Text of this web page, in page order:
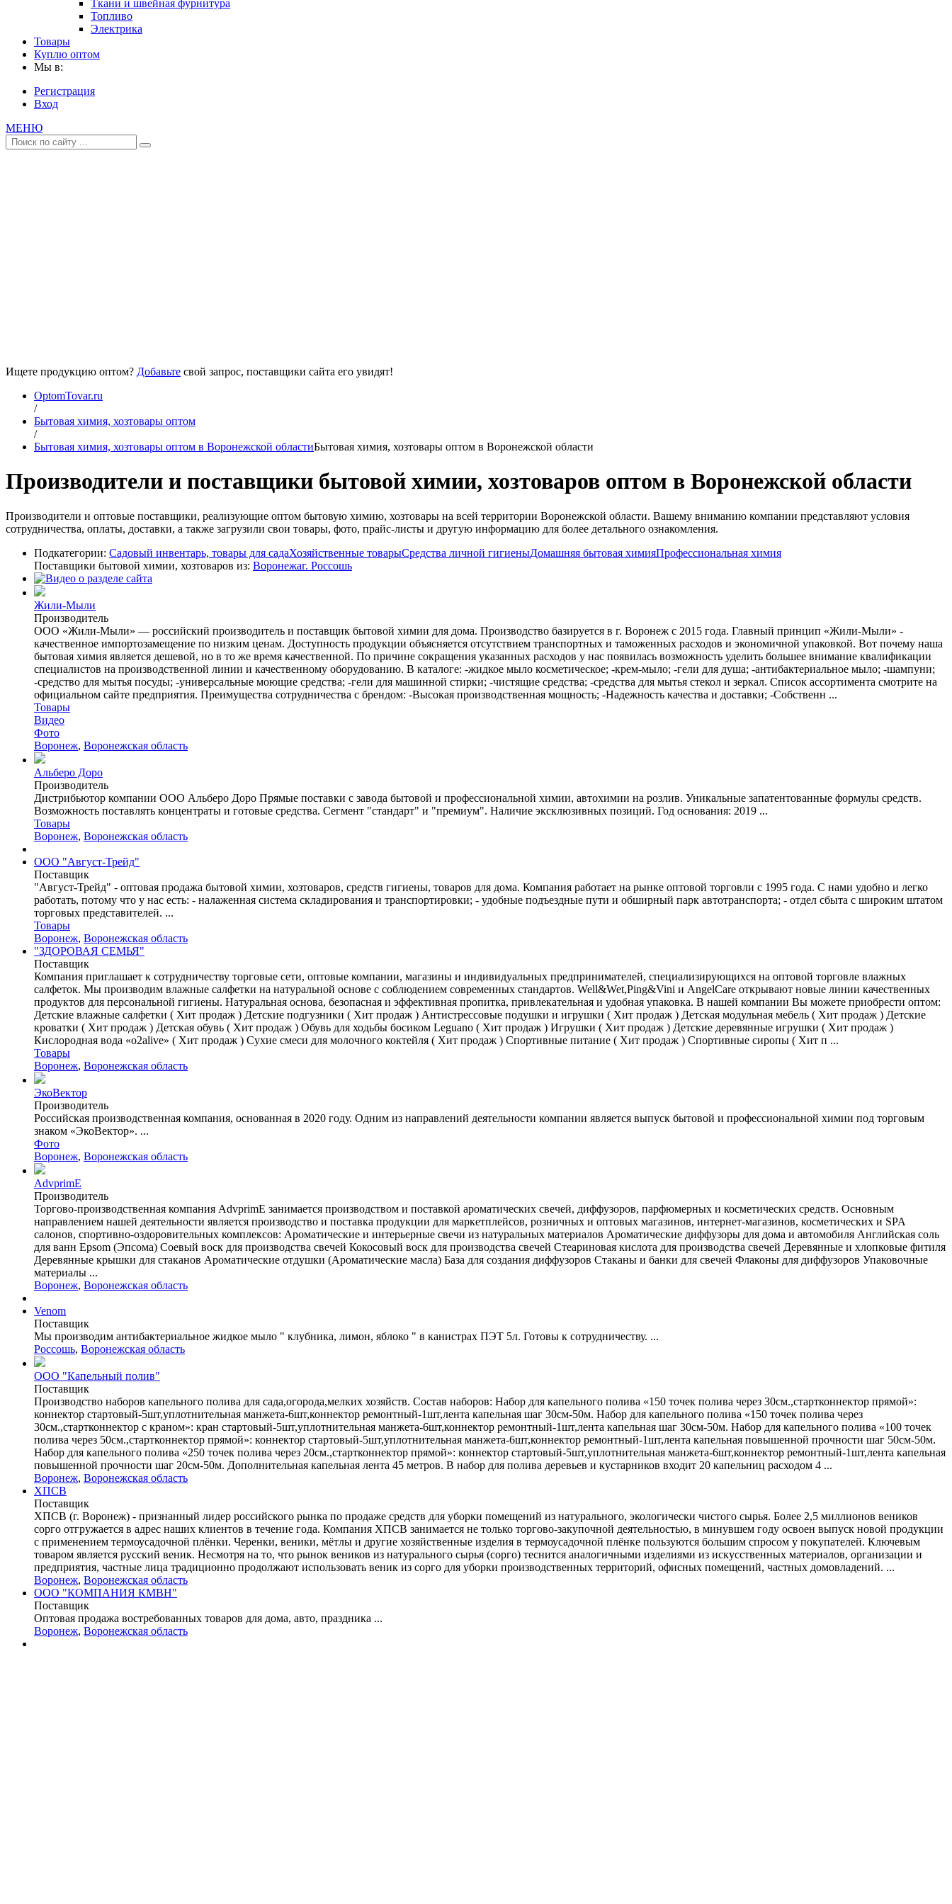
Ткани и швейная фурнитура
Топливо
Электрика
Товары
Куплю оптом
Мы в:
Регистрация
Вход
МЕНЮ
Ищете продукцию оптом? Добавьте свой запрос, поставщики сайта его увидят!
OptomTovar.ru
/
Бытовая химия, хозтовары оптом
/
Бытовая химия, хозтовары оптом в Воронежской областиБытовая химия, хозтовары оптом в Воронежской области
Производители и поставщики бытовой химии, хозтоваров оптом в Воронежской области
Производители и оптовые поставщики, реализующие оптом бытовую химию, хозтовары на всей территории Воронежской области. Вашему вниманию компании представляют условия
сотрудничества, оплаты, доставки, а также загрузили свои товары, фото, прайс-листы и другую информацию для более детального ознакомления.
Подкатегории: Садовый инвентарь, товары для садаХозяйственные товарыСредства личной гигиеныДомашняя бытовая химияПрофессиональная химия
Поставщики бытовой химии, хозтоваров из: Воронежаг. Россошь
Жили-Мыли
Производитель
ООО «Жили-Мыли» — российский производитель и поставщик бытовой химии для дома. Производство базируется в г. Воронеж с 2015 года. Главный принцип «Жили-Мыли» -
качественное импортозамещение по низким ценам. Доступность продукции объясняется отсутствием транспортных и таможенных расходов и экономичной упаковкой. Вот почему наша
бытовая химия является дешевой, но в то же время качественной. По причине сокращения указанных расходов у нас появилась возможность уделить большее внимание квалификации
специалистов на производственной линии и качественному оборудованию. В каталоге: -жидкое мыло косметическое; -крем-мыло; -гели для душа; -антибактериальное мыло; -шампуни;
-средство для мытья посуды; -универсальные моющие средства; -гели для машинной стирки; -чистящие средства; -средства для мытья стекол и зеркал. Список ассортимента смотрите на
официальном сайте предприятия. Преимущества сотрудничества с брендом: -Высокая производственная мощность; -Надежность качества и доставки; -Собственн ...
Товары
Видео
Фото
Воронеж, Воронежская область
Альберо Доро
Производитель
Дистрибьютор компании ООО Альберо Доро Прямые поставки с завода бытовой и профессиональной химии, автохимии на розлив. Уникальные запатентованные формулы средств.
Возможность поставлять концентраты и готовые средства. Сегмент "стандарт" и "премиум". Наличие эксклюзивных позиций. Год основания: 2019 ...
Товары
Воронеж, Воронежская область
ООО "Август-Трейд"
Поставщик
"Август-Трейд" - оптовая продажа бытовой химии, хозтоваров, средств гигиены, товаров для дома. Компания работает на рынке оптовой торговли с 1995 года. С нами удобно и легко
работать, потому что у нас есть: - налаженная система складирования и транспортировки; - удобные подъездные пути и обширный парк автотранспорта; - отдел сбыта с широким штатом
торговых представителей. ...
Товары
Воронеж, Воронежская область
"ЗДОРОВАЯ СЕМЬЯ"
Поставщик
Компания приглашает к сотрудничеству торговые сети, оптовые компании, магазины и индивидуальных предпринимателей, специализирующихся на оптовой торговле влажных
салфеток. Мы производим влажные салфетки на натуральной основе с соблюдением современных стандартов. Well&Wet,Ping&Vini и AngelCare открывают новые линии качественных
продуктов для персональной гигиены. Натуральная основа, безопасная и эффективная пропитка, привлекательная и удобная упаковка. В нашей компании Вы можете приобрести оптом:
Детские влажные салфетки ( Хит продаж ) Детские подгузники ( Хит продаж ) Антистрессовые подушки и игрушки ( Хит продаж ) Детская модульная мебель ( Хит продаж ) Детские
кроватки ( Хит продаж ) Детская обувь ( Хит продаж ) Обувь для ходьбы босиком Leguano ( Хит продаж ) Игрушки ( Хит продаж ) Детские деревянные игрушки ( Хит продаж )
Кислородная вода «o2alive» ( Хит продаж ) Сухие смеси для молочного коктейля ( Хит продаж ) Спортивные питание ( Хит продаж ) Спортивные сиропы ( Хит п ...
Товары
Воронеж, Воронежская область
ЭкоВектор
Производитель
Российская производственная компания, основанная в 2020 году. Одним из направлений деятельности компании является выпуск бытовой и профессиональной химии под торговым
знаком «ЭкоВектор». ...
Фото
Воронеж, Воронежская область
AdvprimE
Производитель
Торгово-производственная компания AdvprimE занимается производством и поставкой ароматических свечей, диффузоров, парфюмерных и косметических средств. Основным
направлением нашей деятельности является производство и поставка продукции для маркетплейсов, розничных и оптовых магазинов, интернет-магазинов, косметических и SPA
салонов, спортивно-оздоровительных комплексов: Ароматические и интерьерные свечи из натуральных материалов Ароматические диффузоры для дома и автомобиля Английская соль
для ванн Epsom (Эпсома) Соевый воск для производства свечей Кокосовый воск для производства свечей Стеариновая кислота для производства свечей Деревянные и хлопковые фитиля
Деревянные крышки для стаканов Ароматические отдушки (Ароматические масла) База для создания диффузоров Стаканы и банки для свечей Флаконы для диффузоров Упаковочные
материалы ...
Воронеж, Воронежская область
Venom
Поставщик
Мы производим антибактериальное жидкое мыло " клубника, лимон, яблоко " в канистрах ПЭТ 5л. Готовы к сотрудничеству. ...
Россошь, Воронежская область
ООО "Капельный полив"
Поставщик
Производство наборов капельного полива для сада,огорода,мелких хозяйств. Состав наборов: Набор для капельного полива «150 точек полива через 30см.,стартконнектор прямой»:
коннектор стартовый-5шт,уплотнительная манжета-6шт,коннектор ремонтный-1шт,лента капельная шаг 30см-50м. Набор для капельного полива «150 точек полива через
30см.,стартконнектор с краном»: кран стартовый-5шт,уплотнительная манжета-6шт,коннектор ремонтный-1шт,лента капельная шаг 30см-50м. Набор для капельного полива «100 точек
полива через 50см.,стартконнектор прямой»: коннектор стартовый-5шт,уплотнительная манжета-6шт,коннектор ремонтный-1шт,лента капельная повышенной прочности шаг 50см-50м.
Набор для капельного полива «250 точек полива через 20см.,стартконнектор прямой»: коннектор стартовый-5шт,уплотнительная манжета-6шт,коннектор ремонтный-1шт,лента капельная
повышенной прочности шаг 20см-50м. Дополнительная капельная лента 45 метров. В набор для полива деревьев и кустарников входит 20 капельниц расходом 4 ...
Воронеж, Воронежская область
ХПСВ
Поставщик
ХПСВ (г. Воронеж) - признанный лидер российского рынка по продаже средств для уборки помещений из натурального, экологически чистого сырья. Более 2,5 миллионов веников
сорго отгружается в адрес наших клиентов в течение года. Компания ХПСВ занимается не только торгово-закупочной деятельностью, в минувшем году освоен выпуск новой продукции
с применением термоусадочной плёнки. Черенки, веники, мётлы и другие хозяйственные изделия в термоусадочной плёнке пользуются большим спросом у покупателей. Ключевым
товаром является русский веник. Несмотря на то, что рынок веников из натурального сырья (сорго) теснится аналогичными изделиями из искусственных материалов, организации и
предприятия, частные лица традиционно продолжают использовать веник из сорго для уборки производственных территорий, офисных помещений, частных домовладений. ...
Воронеж, Воронежская область
ООО "КОМПАНИЯ КМВН"
Поставщик
Оптовая продажа востребованных товаров для дома, авто, праздника ...
Воронеж, Воронежская область